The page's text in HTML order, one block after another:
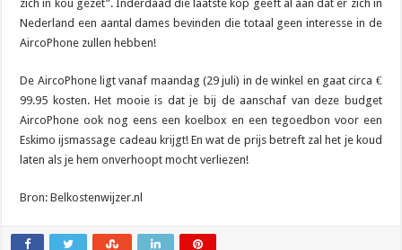
zich in kou gezet”. Inderdaad die laatste kop geeft al aan dat er zich in
Nederland een aantal dames bevinden die totaal geen interesse in de
AircoPhone zullen hebben!
De AircoPhone ligt vanaf maandag (29 juli) in de winkel en gaat circa €
99.95 kosten. Het mooie is dat je bij de aanschaf van deze budget
AircoPhone ook nog eens een koelbox en een tegoedbon voor een
Eskimo ijsmassage cadeau krijgt! En wat de prijs betreft zal het je koud
laten als je hem onverhoopt mocht verliezen!
Bron: Belkostenwijzer.nl